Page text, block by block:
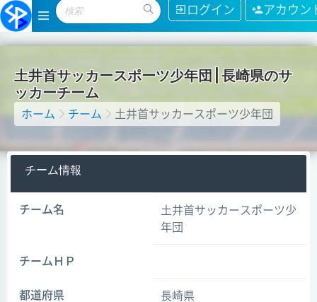
ログイン アカウン
土井首サッカースポーツ少年団 長崎県のサ
ッカーチーム
ホーム チーム 土井首サッカースポーツ少年団
チーム情報
チーム名
土井首サッカースポーツ少
年団
チームＨＰ
都道府県 長崎県